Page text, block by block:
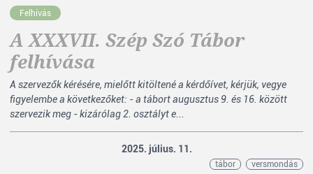
Felhívás
A XXXVII. Szép Szó Tábor
felhívása
A szervezők kérésére, mielőtt kitöltené a kérdőívet, kérjük, vegye
figyelembe a következőket: - a tábort augusztus 9. és 16. között
szervezik meg - kizárólag 2. osztályt e...
2025. július. 11.
tábor versmondás